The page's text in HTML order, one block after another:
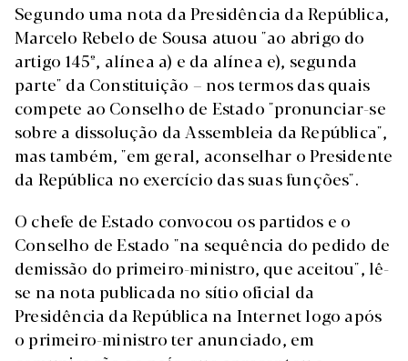
Segundo uma nota da Presidência da República,
Marcelo Rebelo de Sousa atuou "ao abrigo do
artigo 145º, alínea a) e da alínea e), segunda
parte" da Constituição – nos termos das quais
compete ao Conselho de Estado "pronunciar-se
sobre a dissolução da Assembleia da República",
mas também, "em geral, aconselhar o Presidente
da República no exercício das suas funções".
O chefe de Estado convocou os partidos e o
Conselho de Estado "na sequência do pedido de
demissão do primeiro-ministro, que aceitou", lê-
se na nota publicada no sítio oficial da
Presidência da República na Internet logo após
o primeiro-ministro ter anunciado, em